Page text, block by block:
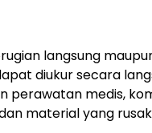
langsung
diukur secara
perawatan medis,
material yang